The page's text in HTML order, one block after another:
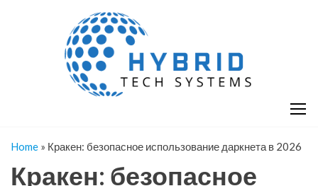
Home » Кракен: безопасное использование даркнета в 2026
Кракен: безопасное